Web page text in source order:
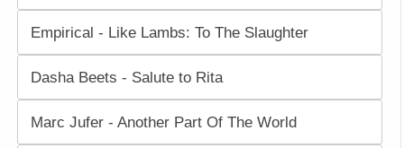
Empirical - Like Lambs: To The Slaughter
Dasha Beets - Salute to Rita
Marc Jufer - Another Part Of The World